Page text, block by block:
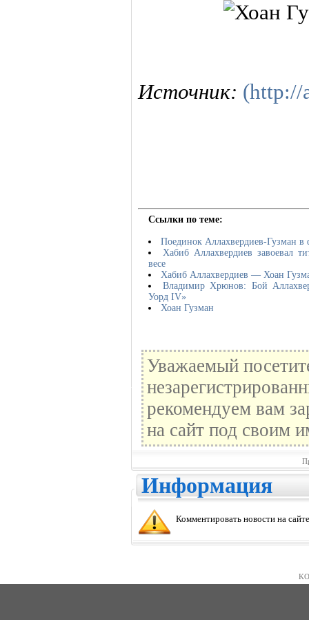
Источник: (http://
Ссылки по теме:
Поединок Аллахвердиев-Гузман в
Хабиб Аллахвердиев завоевал
весе
Хабиб Аллахвердиев — Хоан
Владимир Хрюнов: Бой
Уорд IV»
Хоан Гузман
Уважаемый
рекомендуем вам
на сайт под своим
Информация
Комментировать новости на